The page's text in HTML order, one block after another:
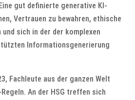
gut definierte generative KI-
Vertrauen zu bewahren, ethische
sich in der der komplexen
Informationsgenerierung
Fachleute aus der ganzen Welt
An der HSG treffen sich